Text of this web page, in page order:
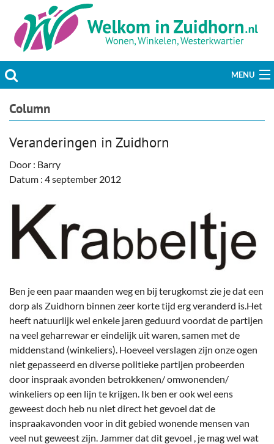
MENU
Actueel
Welzijn & Maatschappij
Prikbord & Aanbiedingen
Plaats bericht
Column
Veranderingen in Zuidhorn
Door : Barry
Datum : 4 september 2012
Ben je een paar maanden weg en bij terugkomst zie je dat een
dorp als Zuidhorn binnen zeer korte tijd erg veranderd is.Het
heeft natuurlijk wel enkele jaren geduurd voordat de partijen
na veel geharrewar er eindelijk uit waren, samen met de
middenstand (winkeliers). Hoeveel verslagen zijn onze ogen
niet gepasseerd en diverse politieke partijen probeerden
door inspraak avonden betrokkenen/ omwonenden/
winkeliers op een lijn te krijgen. Ik ben er ook wel eens
geweest doch heb nu niet direct het gevoel dat de
inspraakavonden voor in dit gebied wonende mensen van
veel nut geweest zijn. Jammer dat dit gevoel , je mag wel wat